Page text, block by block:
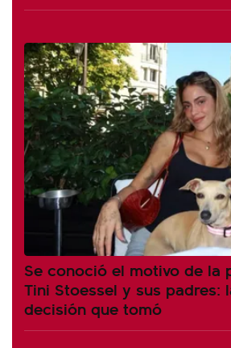
Se conoció el motivo de la
Tini Stoessel y sus padres:
decisión que tomó